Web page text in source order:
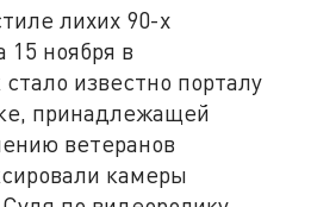
лихих 90-х
15 ноября в
известно порталу
принадлежащей
ветеранов
камеры